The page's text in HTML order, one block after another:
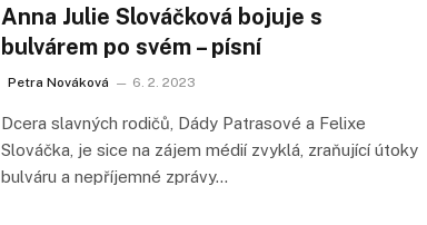
Anna Julie Slováčková bojuje s
bulvárem po svém – písní
Petra Nováková 6. 2. 2023
Dcera slavných rodičů, Dády Patrasové a Felixe
Slováčka, je sice na zájem médií zvyklá, zraňující útoky
bulváru a nepříjemné zprávy…